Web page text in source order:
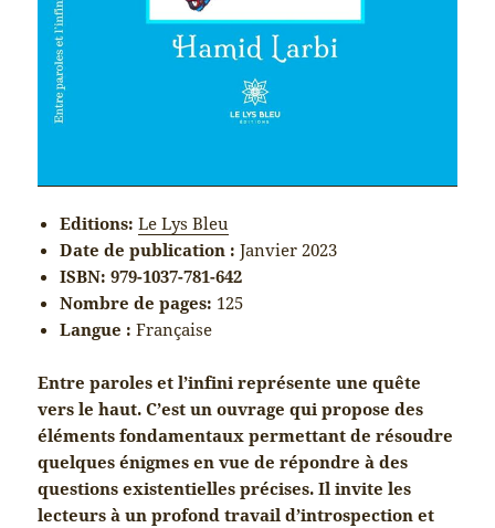
Editions:Le Lys Bleu
Date de publication :Janvier 2023
ISBN: 979-1037-781-642
Nombre de pages: 125
Langue : Française
Entre paroles et l’infini représente une quête
vers le haut. C’est un ouvrage qui propose des
éléments fondamentaux permettant de résoudre
quelques énigmes en vue de répondre à des
questions existentielles précises. Il invite les
lecteurs à un profond travail d’introspection et